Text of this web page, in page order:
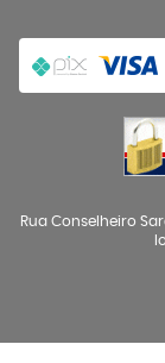
Rua Conselheiro